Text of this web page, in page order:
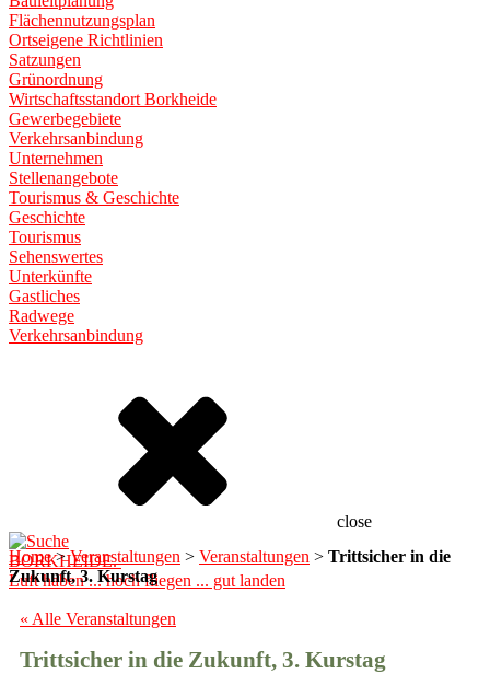
Flächennutzungsplan
Ortseigene Richtlinien
Satzungen
Grünordnung
Wirtschaftsstandort Borkheide
Gewerbegebiete
Verkehrsanbindung
Unternehmen
Stellenangebote
Tourismus & Geschichte
Geschichte
Tourismus
Sehenswertes
Unterkünfte
Gastliches
Radwege
Verkehrsanbindung
close
BORKHEIDE.
Luft haben ... hoch fliegen ... gut landen
Home>Veranstaltungen > Veranstaltungen > Trittsicher in die
Zukunft, 3. Kurstag
« Alle Veranstaltungen
Trittsicher in die Zukunft, 3. Kurstag